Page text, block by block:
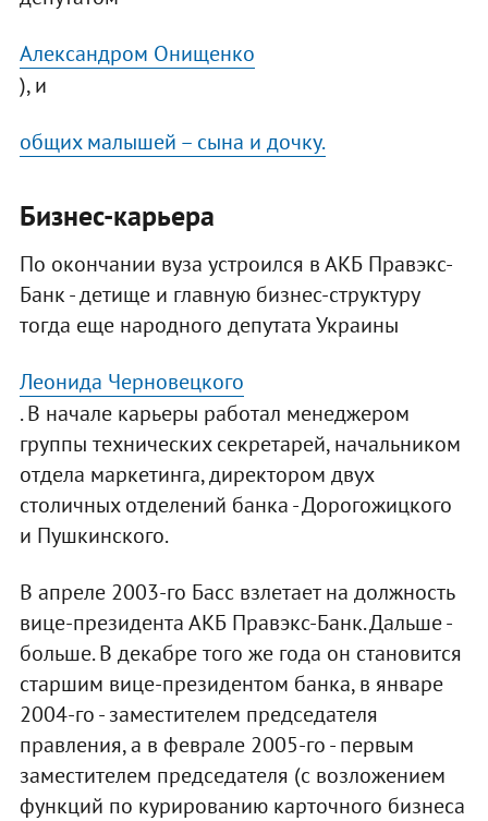
Александром Онищенко
), и
общих малышей – сына и дочку.
Бизнес-карьера
По окончании вуза устроился в АКБ Правэкс-
Банк - детище и главную бизнес-структуру
тогда еще народного депутата Украины
Леонида Черновецкого
. В начале карьеры работал менеджером
группы технических секретарей, начальником
отдела маркетинга, директором двух
столичных отделений банка - Дорогожицкого
и Пушкинского.
В апреле 2003-го Басс взлетает на должность
вице-президента АКБ Правэкс-Банк. Дальше -
больше. В декабре того же года он становится
старшим вице-президентом банка, в январе
2004-го - заместителем председателя
правления, а в феврале 2005-го - первым
заместителем председателя (с возложением
функций по курированию карточного бизнеса